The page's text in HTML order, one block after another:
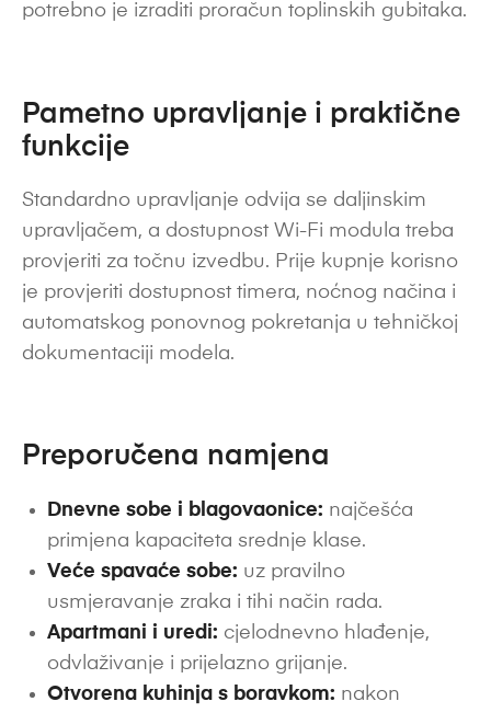
potrebno je izraditi proračun toplinskih gubitaka.
Pametno upravljanje i praktične
funkcije
Standardno upravljanje odvija se daljinskim
upravljačem, a dostupnost Wi-Fi modula treba
provjeriti za točnu izvedbu. Prije kupnje korisno
je provjeriti dostupnost timera, noćnog načina i
automatskog ponovnog pokretanja u tehničkoj
dokumentaciji modela.
Preporučena namjena
Dnevne sobe i blagovaonice: najčešća
primjena kapaciteta srednje klase.
Veće spavaće sobe: uz pravilno
usmjeravanje zraka i tihi način rada.
Apartmani i uredi: cjelodnevno hlađenje,
odvlaživanje i prijelazno grijanje.
Otvorena kuhinja s boravkom: nakon